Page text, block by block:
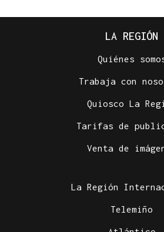
LA REGIÓN
Quiénes
Trabaja con
Quiosco La
Tarifas de
Venta de
La Región
Telemiño